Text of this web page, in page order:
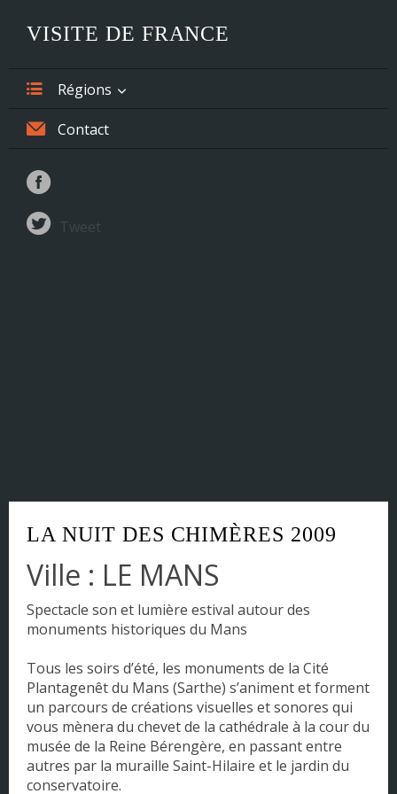
VISITE DE FRANCE
Régions
Alsace
Aquitaine
Basse-Normandie
Franche Comté
Haute Normandie
Ile-de-France
Languedoc-Roussillon
Limousin
Lorraine
Midi-Pyrénées
Nord Pas de Calais
Contact
Tweet
LA NUIT DES CHIMÈRES 2009
Ville : LE MANS
Spectacle son et lumière estival autour des
monuments historiques du Mans
Tous les soirs d’été, les monuments de la Cité
Plantagenêt du Mans (Sarthe) s’animent et forment
un parcours de créations visuelles et sonores qui
vous mènera du chevet de la cathédrale à la cour du
musée de la Reine Bérengère, en passant entre
autres par la muraille Saint-Hilaire et le jardin du
conservatoire.